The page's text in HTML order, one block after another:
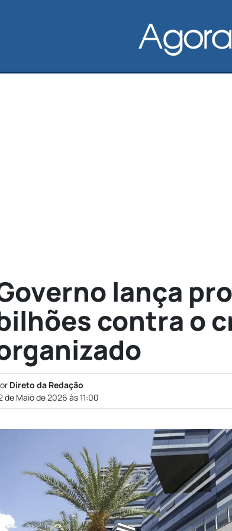
lança
contra o
Direto da Redação
de Maio de 2026 às 11:00